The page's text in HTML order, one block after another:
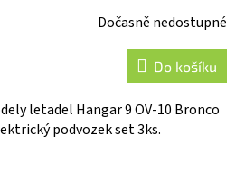
Dočasně nedostupné
Do košíku
letadel Hangar 9 OV-10 Bronco
podvozek set 3ks.